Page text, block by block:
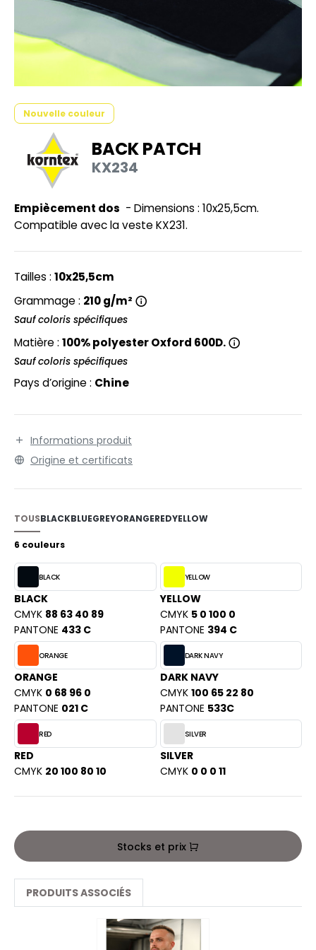
DE SERIE
VISIBILITE
IN EUROPE
LABEL / TEAR AWAY
SHOPPING
VETEMENTS
SHIRT
SHIRT
PROFESSIONNELLE
- BLOUSON
YOUR BRAND
SI ON L'APPELAIT FRANCIS
BY PROMODORO
ROW
- BLANKS
COOL
HOODS
SERIE
Nouvelle couleur
BACK PATCH
KX234
Empiècement dos - Dimensions : 10x25,5cm.
Compatible avec la veste KX231.
Tailles : 10x25,5cm
Grammage : 210 g/m²
Sauf coloris spécifiques
Matière : 100% polyester Oxford 600D.
Sauf coloris spécifiques
Pays d’origine : Chine
Informations produit
Origine et certificats
TOUSBLACKBLUEGREYORANGEREDYELLOW
6 couleurs
BLACK
BLACK
CMYK 88 63 40 89
PANTONE 433 C
YELLOW
YELLOW
CMYK 5 0 100 0
PANTONE 394 C
ORANGE
ORANGE
CMYK 0 68 96 0
PANTONE 021 C
DARK NAVY
DARK NAVY
CMYK 100 65 22 80
PANTONE 533C
RED
RED
CMYK 20 100 80 10
SILVER
SILVER
CMYK 0 0 0 11
Stocks et prix
PRODUITS ASSOCIÉS